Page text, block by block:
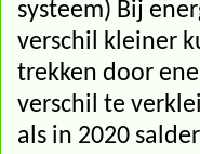
systeem) Bij
verschil kleiner
trekken door
verschil te
als in 2020